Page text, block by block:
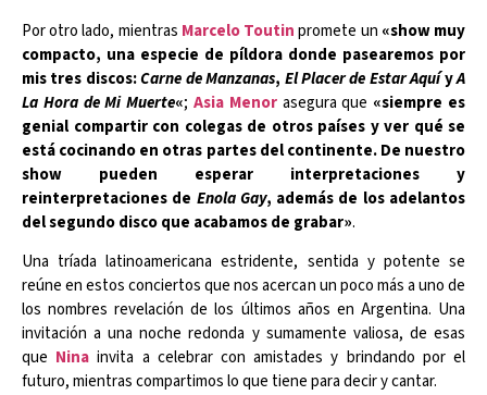
Por otro lado, mientras Marcelo Toutinpromete un «show muy
compacto, una especie de píldora donde pasearemos por
mis tres discos:Carne de Manzanas, El Placer de Estar AquíyA
La Hora de Mi Muerte«;Asia Menorasegura que «siempre es
genial compartir con colegas de otros países y ver qué se
está cocinando en otras partes del continente. De nuestro
show pueden esperar interpretaciones y
reinterpretaciones de Enola Gay, además de los adelantos
del segundo disco que acabamos de grabar».
Una tríada latinoamericana estridente, sentida y potente se
reúne en estos conciertos que nos acercan un poco más a uno de
los nombres revelación de los últimos años en Argentina. Una
invitación a una noche redonda y sumamente valiosa, de esas
que Nina invita a celebrar con amistades y brindando por el
futuro, mientras compartimos lo que tiene para decir y cantar.